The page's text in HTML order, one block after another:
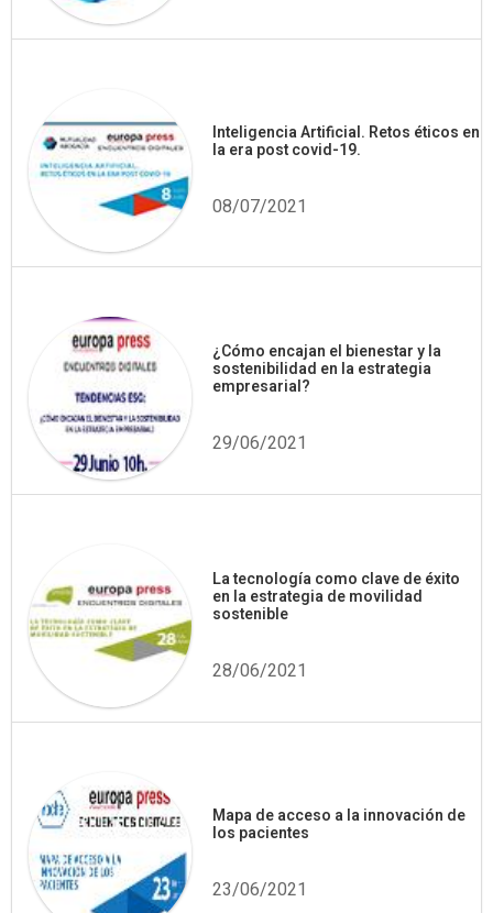
Inteligencia Artificial. Retos éticos en
la era post covid-19.
08/07/2021
¿Cómo encajan el bienestar y la
sostenibilidad en la estrategia
empresarial?
29/06/2021
La tecnología como clave de éxito
en la estrategia de movilidad
sostenible
28/06/2021
Mapa de acceso a la innovación de
los pacientes
23/06/2021